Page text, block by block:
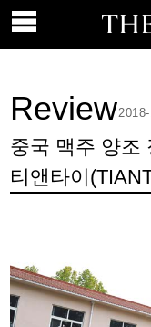
Review
중국 맥주 양조
티앤타이